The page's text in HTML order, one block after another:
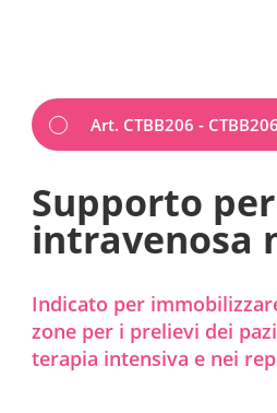
Art. CTBB206 -
Supporto
intravenosa
Indicato per
zone per i prelievi dei
terapia intensiva e nei